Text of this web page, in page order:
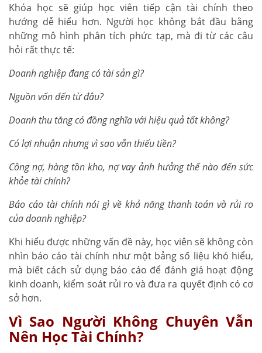
Khóa học sẽ giúp học viên tiếp cận tài chính theo
hướng dễ hiểu hơn. Người học không bắt đầu bằng
những mô hình phân tích phức tạp, mà đi từ các câu
hỏi rất thực tế:
Doanh nghiệp đang có tài sản gì?
Nguồn vốn đến từ đâu?
Doanh thu tăng có đồng nghĩa với hiệu quả tốt không?
Có lợi nhuận nhưng vì sao vẫn thiếu tiền?
Công nợ, hàng tồn kho, nợ vay ảnh hưởng thế nào đến sức
khỏe tài chính?
Báo cáo tài chính nói gì về khả năng thanh toán và rủi ro
của doanh nghiệp?
Khi hiểu được những vấn đề này, học viên sẽ không còn
nhìn báo cáo tài chính như một bảng số liệu khó hiểu,
mà biết cách sử dụng báo cáo để đánh giá hoạt động
kinh doanh, kiểm soát rủi ro và đưa ra quyết định có cơ
sở hơn.
Vì Sao Người Không Chuyên Vẫn
Nên Học Tài Chính?